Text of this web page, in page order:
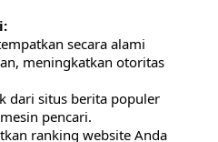
secara alami
meningkatkan otoritas
dari situs berita populer
pencari.
ranking website Anda